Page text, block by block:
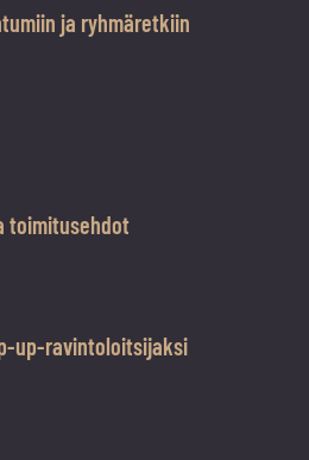
ja ryhmäretkiin
toimitusehdot
up-ravintoloitsijaksi